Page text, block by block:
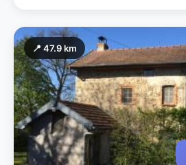
📍 47.9 km